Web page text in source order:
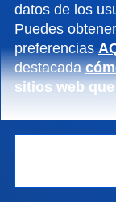
datos de los
Puedes obtener
preferencias
destacada
sitios web
Sede Madrid
Conoce la sede
+34 915 77 61